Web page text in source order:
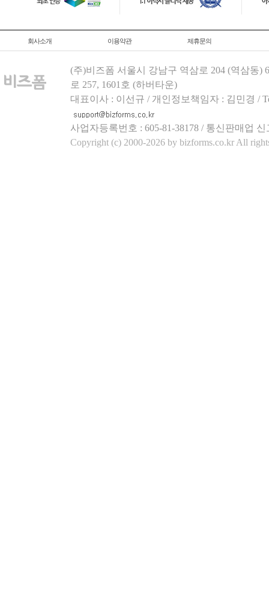
회사소개 이용약관 제휴문의
(주)비즈폼 서울시 강남구 역삼로 204 (역삼동)
로 257, 1601호 (하버타운)
대표이사 : 이선규 / 개인정보책임자 : 김민경 /
사업자등록번호 : 605-81-38178 / 통신판매업
Copyright (c) 2000-2026 by bizforms.co.kr All